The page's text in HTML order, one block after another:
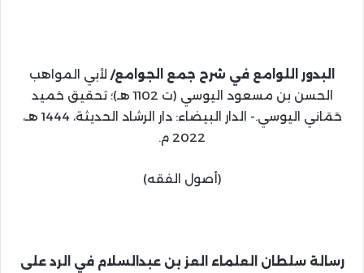
البدور اللوامع في شرح جمع الجوامع/ لأبي المواهب
الحسن بن مسعود اليوسي (ت 1102 هـ)؛ تحقيق حَميد
حَمَاني اليوسي.- الدار البيضاء: دار الرشاد الحديثة، 1444 هـ،
2022 م.
(أصول الفقه)
رسالة سلطان العلماء العز بن عبدالسلام في الرد على